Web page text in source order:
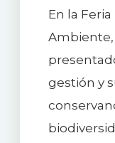
En la
Ambiente,
gestión y